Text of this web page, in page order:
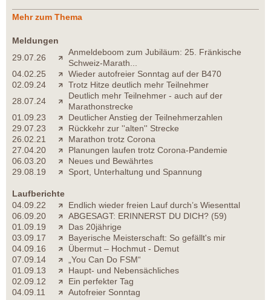
Mehr zum Thema
Meldungen
29.07.26
Anmeldeboom zum Jubiläum: 25. Fränkische
Schweiz-Marath...
04.02.25
Wieder autofreier Sonntag auf der B470
02.09.24
Trotz Hitze deutlich mehr Teilnehmer
28.07.24
Deutlich mehr Teilnehmer - auch auf der
Marathonstrecke
01.09.23
Deutlicher Anstieg der Teilnehmerzahlen
29.07.23
Rückkehr zur ''alten'' Strecke
26.02.21
Marathon trotz Corona
27.04.20
Planungen laufen trotz Corona-Pandemie
06.03.20
Neues und Bewährtes
29.08.19
Sport, Unterhaltung und Spannung
Laufberichte
04.09.22
Endlich wieder freien Lauf durch’s Wiesenttal
06.09.20
ABGESAGT: ERINNERST DU DICH? (59)
01.09.19
Das 20jährige
03.09.17
Bayerische Meisterschaft: So gefällt's mir
04.09.16
Übermut – Hochmut - Demut
07.09.14
„You Can Do FSM“
01.09.13
Haupt- und Nebensächliches
02.09.12
Ein perfekter Tag
04.09.11
Autofreier Sonntag